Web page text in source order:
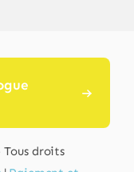
Tous droits